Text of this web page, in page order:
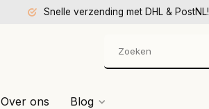
Snelle verzending met DHL & PostNL!
Over ons Blog